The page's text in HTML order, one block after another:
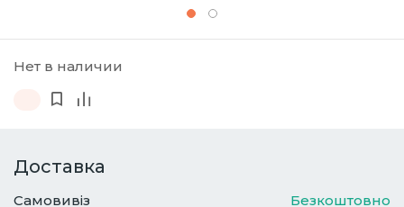
Нет в наличии
Доставка
Самовивіз Безкоштовно